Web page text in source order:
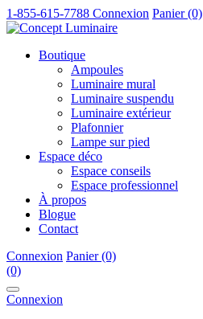
1-855-615-7788 Connexion Panier (0)
Boutique
Ampoules
Luminaire mural
Luminaire suspendu
Luminaire extérieur
Plafonnier
Lampe sur pied
Espace déco
Espace conseils
Espace professionnel
À propos
Blogue
Contact
Connexion Panier (0)
(0)
Connexion